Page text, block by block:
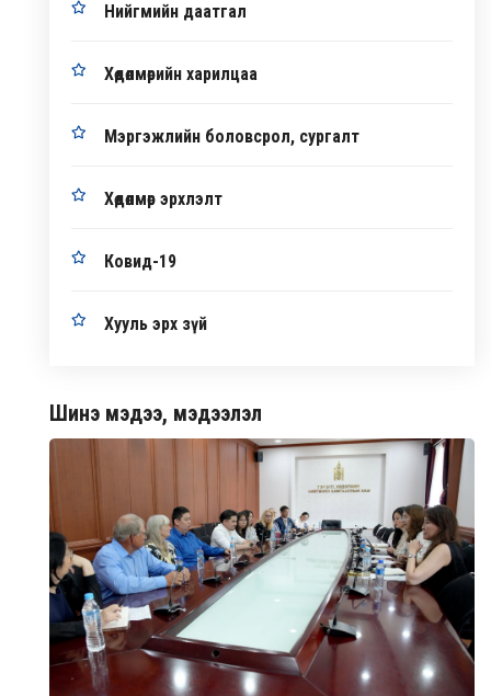
Нийгмийн даатгал
Хөдөлмөрийн харилцаа
Мэргэжлийн боловсрол, сургалт
Хөдөлмөр эрхлэлт
Ковид-19
Хууль эрх зүй
Шинэ мэдээ, мэдээлэл